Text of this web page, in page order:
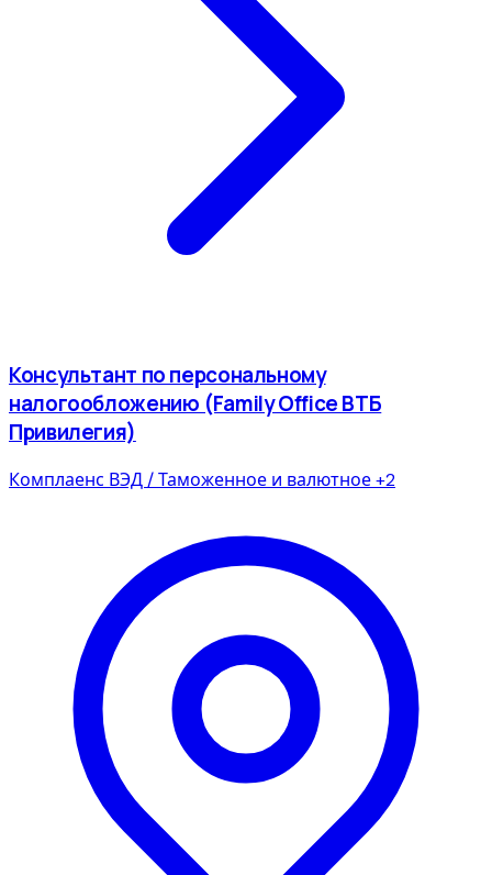
Консультант по персональному
налогообложению (Family Office ВТБ
Привилегия)
Комплаенс ВЭД / Таможенное и валютное+2